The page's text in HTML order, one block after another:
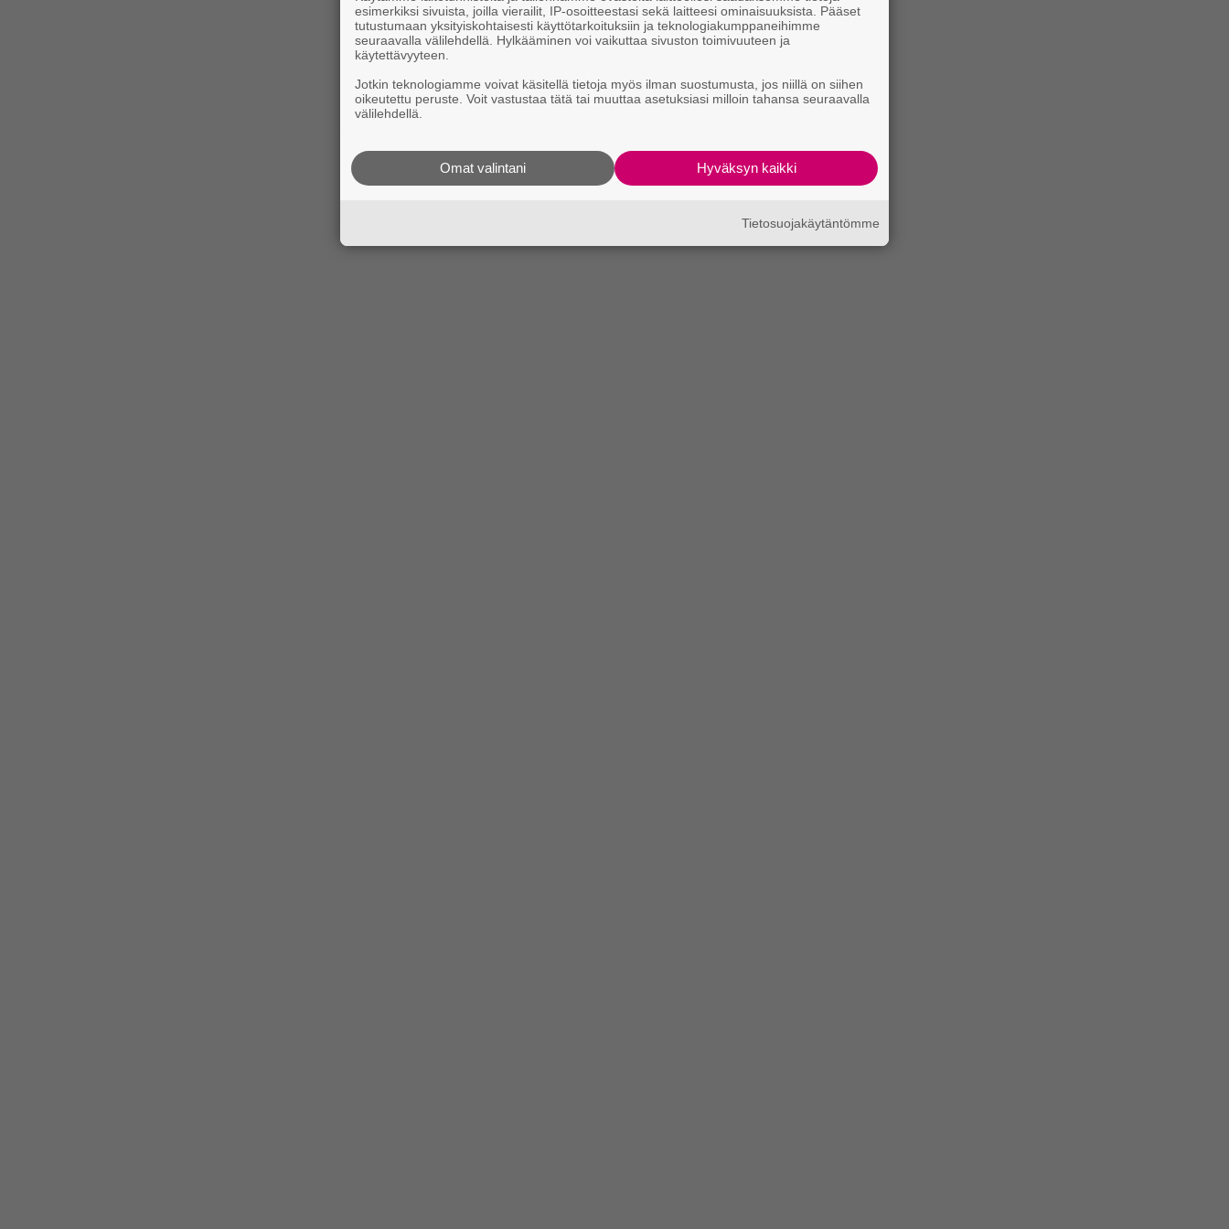
esimerkiksi sivuista, joilla vierailit, IP-osoitteestasi sekä laitteesi ominaisuuksista. Pääset
tutustumaan yksityiskohtaisesti käyttötarkoituksiin ja teknologiakumppaneihimme
seuraavalla välilehdellä. Hylkääminen voi vaikuttaa sivuston toimivuuteen ja
käytettävyyteen.
Jotkin teknologiamme voivat käsitellä tietoja myös ilman suostumusta, jos niillä on siihen
oikeutettu peruste. Voit vastustaa tätä tai muuttaa asetuksiasi milloin tahansa seuraavalla
välilehdellä.
Hyväksyn kaikki
Omat valintani
Tietosuojakäytäntömme